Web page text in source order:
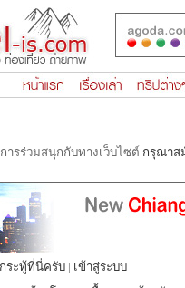
ารร่วมสนุกกับทางเว็บไซต์ กรุณาส
ระทู้ที่นี่ครับ | เข้าสู่ระบบ